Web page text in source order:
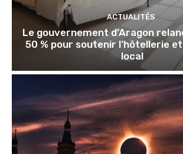
ACTUALITÉS
Le gouvernement d’Aragon
50 % pour soutenir l’hôtellerie
local